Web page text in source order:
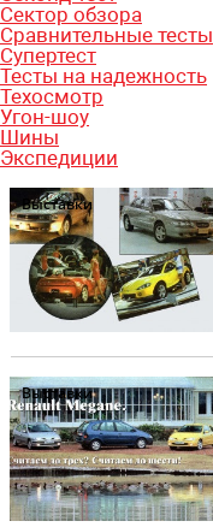
Сектор обзора
Сравнительные тесты
Супертест
Тесты на надежность
Техосмотр
Угон-шоу
Шины
Экспедиции
Выставки
Выставки